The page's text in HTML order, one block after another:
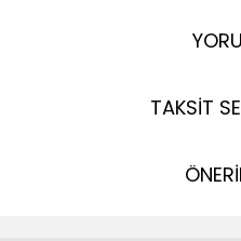
TAKSİT